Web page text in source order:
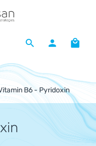
B6 - Pyridoxin